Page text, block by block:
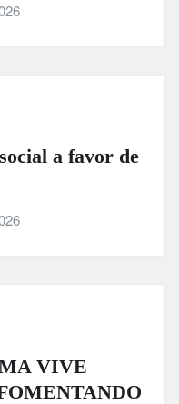
a favor de
VIVE